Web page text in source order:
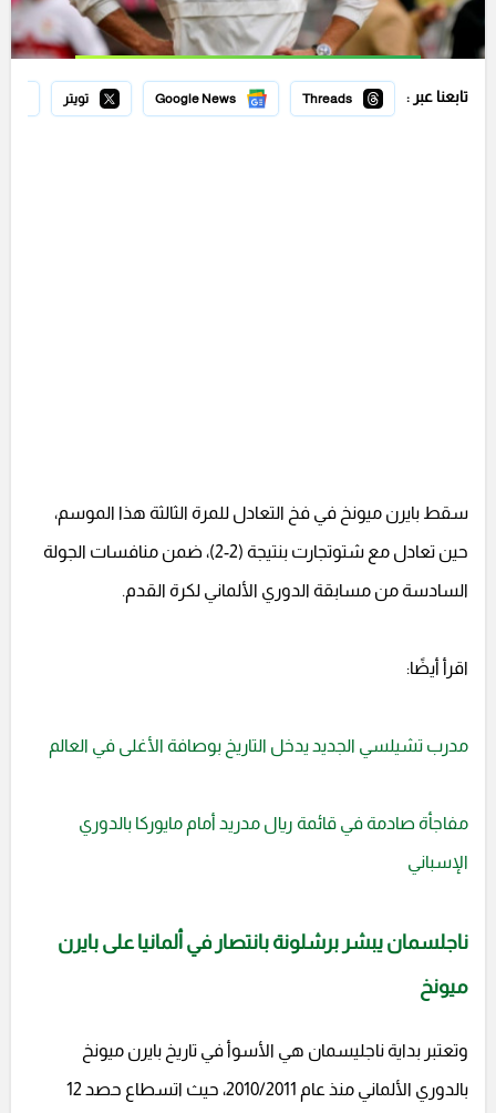
تابعنا عبر : Threads
Google News تويتر
سقط بايرن ميونخ في فخ التعادل للمرة الثالثة هذا الموسم،
حين تعادل مع شتوتجارت بنتيجة (2-2)، ضمن منافسات الجولة
السادسة من مسابقة الدوري الألماني لكرة القدم.
اقرأ أيضًا:
مدرب تشيلسي الجديد يدخل التاريخ بوصافة الأغلى في العالم
مفاجأة صادمة في قائمة ريال مدريد أمام مايوركا بالدوري
الإسباني
ناجلسمان يبشر برشلونة بانتصار في ألمانيا على بايرن
ميونخ
وتعتبر بداية ناجليسمان هي الأسوأ في تاريخ بايرن ميونخ
بالدوري الألماني منذ عام 2010/2011، حيث اتسطاع حصد 12